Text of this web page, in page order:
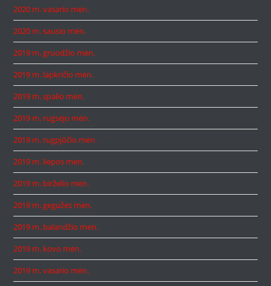
2020 m. vasario mėn.
2020 m. sausio mėn.
2019 m. gruodžio mėn.
2019 m. lapkričio mėn.
2019 m. spalio mėn.
2019 m. rugsėjo mėn.
2019 m. rugpjūčio mėn.
2019 m. liepos mėn.
2019 m. birželio mėn.
2019 m. gegužės mėn.
2019 m. balandžio mėn.
2019 m. kovo mėn.
2019 m. vasario mėn.